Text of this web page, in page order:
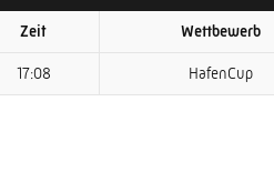
Zeit Wettbewerb
17:08 HafenCup